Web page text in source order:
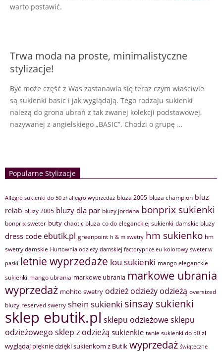
warto postawić.
Trwa moda na proste, minimalistyczne
stylizacje!
Być może część z Was zastanawia się teraz czym właściwie
są sukienki basic i jak wyglądają. Tego rodzaju sukienki
należą do grona ubrań z tak zwanej kolekcji podstawowej,
nazywanej z angielskiego „BASIC”. Chodzi o grupę …
Popularne Stylizacje
Allegro sukienki do 50 zł allegro wyprzedaż bluza 2005 bluza champion bluz
relab bluzy 2005 bluzy dla par bluzy jordana bonprix sukienki
bonprix sweter buty chaotic bluza co do eleganckiej sukienki damskie bluzy
dress code ebutik.pl greenpoint h & m swetry hm sukienko hm
swetry damskie Hurtownia odzieży damskiej factoryprice.eu kolorowy sweter w
paski letnie wyprzedaże lou sukienki mango eleganckie
sukienki mango ubrania markowe ubrania markowe ubrania
wyprzedaż mohito swetry odzież odzieży odzieżą oversized
bluzy reserved swetry shein sukienki sinsay sukienki
sklep ebutik.pl sklepu odzieżowesklepu
odzieżowego sklep z odzieżą sukienkie tanie sukienki do 50 zł
wyglądaj pięknie dzięki sukienkom z Butik wyprzedaż świąteczne